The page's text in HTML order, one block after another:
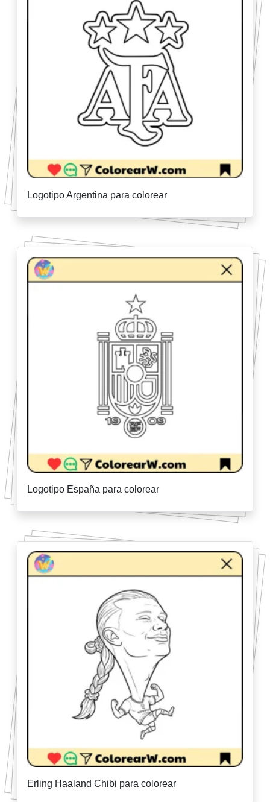
Logotipo Argentina para colorear
Logotipo España para colorear
Erling Haaland Chibi para colorear